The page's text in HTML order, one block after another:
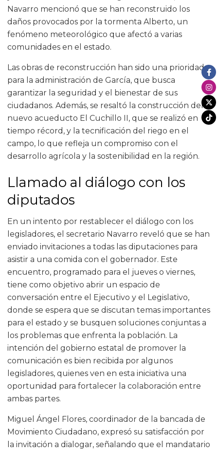
Navarro mencionó que se han reconstruido los
daños provocados por la tormenta Alberto, un
fenómeno meteorológico que afectó a varias
comunidades en el estado.
Las obras de reconstrucción han sido una prioridad
para la administración de García, que busca
garantizar la seguridad y el bienestar de sus
ciudadanos. Además, se resaltó la construcción del
nuevo acueducto El Cuchillo II, que se realizó en
tiempo récord, y la tecnificación del riego en el
campo, lo que refleja un compromiso con el
desarrollo agrícola y la sostenibilidad en la región.
Llamado al diálogo con los
diputados
En un intento por restablecer el diálogo con los
legisladores, el secretario Navarro reveló que se han
enviado invitaciones a todas las diputaciones para
asistir a una comida con el gobernador. Este
encuentro, programado para el jueves o viernes,
tiene como objetivo abrir un espacio de
conversación entre el Ejecutivo y el Legislativo,
donde se espera que se discutan temas importantes
para el estado y se busquen soluciones conjuntas a
los problemas que enfrenta la población. La
intención del gobierno estatal de promover la
comunicación es bien recibida por algunos
legisladores, quienes ven en esta iniciativa una
oportunidad para fortalecer la colaboración entre
ambas partes.
Miguel Ángel Flores, coordinador de la bancada de
Movimiento Ciudadano, expresó su satisfacción por
la invitación a dialogar, señalando que el mandatario